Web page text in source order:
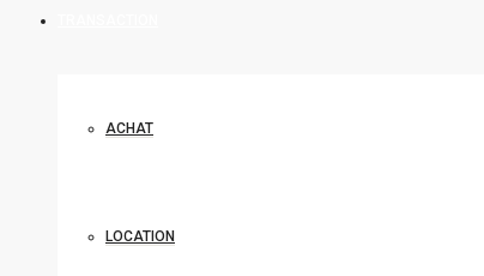
ACHAT
LOCATION